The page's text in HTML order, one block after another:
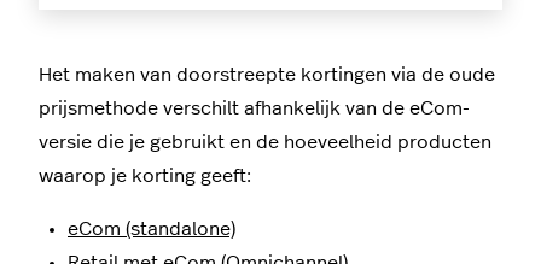
Het maken van doorstreepte kortingen via de oude
prijsmethode verschilt afhankelijk van de eCom-
versie die je gebruikt en de hoeveelheid producten
waarop je korting geeft:
eCom (standalone)